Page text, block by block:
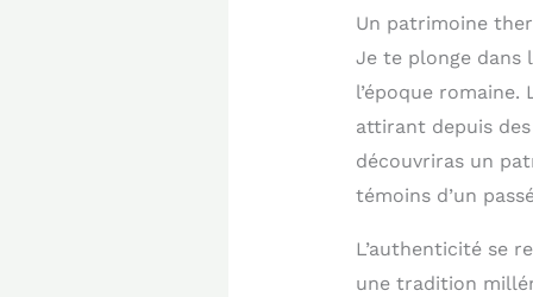
Un patrimoine
Je te plonge dans
l’époque
attirant depuis
découvriras un
témoins d’un
L’authenticité se
une tradition